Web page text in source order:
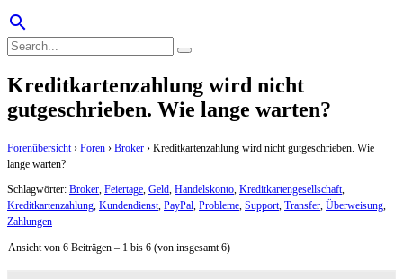
search
Kreditkartenzahlung wird nicht
gutgeschrieben. Wie lange warten?
Forenübersicht › Foren › Broker › Kreditkartenzahlung wird nicht gutgeschrieben. Wie
lange warten?
Schlagwörter: Broker, Feiertage, Geld, Handelskonto, Kreditkartengesellschaft,
Kreditkartenzahlung, Kundendienst, PayPal, Probleme, Support, Transfer, Überweisung,
Zahlungen
Ansicht von 6 Beiträgen – 1 bis 6 (von insgesamt 6)